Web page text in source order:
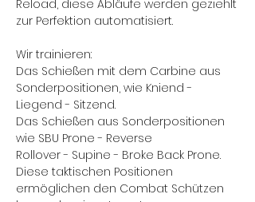
Reload, diese Abläufe werden geziehlt
zur Perfektion automatisiert.
Wir trainieren:
Das Schießen mit dem Carbine aus
Sonderpositionen, wie Kniend -
Liegend - Sitzend.
Das Schießen aus Sonderpositionen
wie SBU Prone - Reverse
Rollover - Supine - Broke Back Prone.
Diese taktischen Positionen
ermöglichen den Combat Schützen